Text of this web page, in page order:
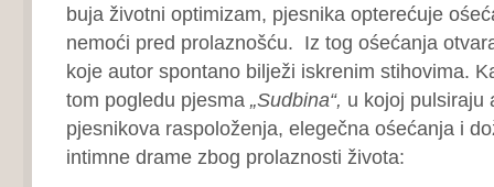
buja životni optimizam, pjesnika opterećuje
nemoći pred prolaznošću. Iz tog ośećanja
koje autor spontano bilježi iskrenim stihovima.
tom pogledu pjesma „Sudbina“, u kojoj pulsiraju
pjesnikova raspoloženja, elegečna ośećanja i
intimne drame zbog prolaznosti života: